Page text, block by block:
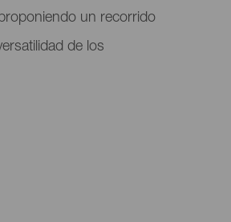
un recorrido
de los